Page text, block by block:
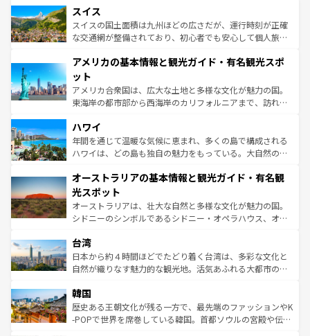
を参照してほしい。
は、お酒好きな人にはぜひ体験してほしい。 なお、新着の
ドイツ情報はコンテンツ一覧を参照してほしい。
リアごとに異なる魅力がある。また、優雅なアフタヌーン
ティー、ビール好きにはたまらない英国パブ、サッカー観
戦など、本場だからこそできる体験も豊富。イギリスを旅
ンツ一覧を参照してほしい。
スイス
スイスの国土面積は九州ほどの広さだが、運行時刻が正確
な交通網が整備されており、初心者でも安心して個人旅行
の建物がそのまま残る町や、スイスならではのユニークな
博物館もあり、アルプス観光だけでなく町歩きも満喫する
ことができる。国民の所得が高いため物価も高いが、旅行
者向けの交通パス提供のサービスもあり、うまく活用すれ
着のスイス情報は
アメリカの基本情報と観光ガイド・有名観光スポ
ット
アメリカ合衆国は、広大な土地と多様な文化が魅力の国。
東海岸の都市部から西海岸のカリフォルニアまで、訪れる
のような巨大都市は、観光、ショッピング、エンターテイ
ンメントが詰まった刺激的なスポットだ。一方、アメリカ
西部には大自然が広がり、グランドキャニオンやイエロー
部のニューオーリンズでは、音楽と美食が融合した独特の
文化が魅力。旅行者はアメリカの各地域で異なる魅力を楽
しみながら、その多様性と豊かな歴史を感じることができ
るだろう。車でのロードトリップや列車の旅も、アメリカ
情報は
ハワイ
年間を通じて温暖な気候に恵まれ、多くの島で構成される
ハワイは、どの島も独自の魅力をもっている。大自然の神
ワイ島は見逃せない。また、定番の観光地といえばオアフ
島だが、静かな自然を求めるならマウイ島やカウアイ島が
おすすめ。エメラルドグリーンに輝く海をはじめ、豊かな
文化や歴史が息づいている。「アロハスピリット」と呼ば
人々、おいしいローカルフードやハワイアンミュージッ
ク、伝統的なフラダンスなど、すべてがハワイの魅力を彩
っている。訪れるたびに新しい発見と感動が待っているハ
はコンテンツ一覧
オーストラリアの基本情報と観光ガイド・有名観
光スポット
オーストラリアは、壮大な自然と多様な文化が魅力の国。
シドニーのシンボルであるシドニー・オペラハウス、オー
リアリーフや大陸中央部にそびえるウルル（エアーズロッ
ク）、タスマニアの美しい原生林やケアンズの熱帯雨林な
ど、見どころがたくさん。また、カフェやワイン、オージ
いる。アクティビティも充実しており、サーフィンやダイ
ビング、ハイキングなど、アウトドア好きにはたまらな
い。オーストラリアの多彩な魅力を存分に味わいつくそ
台湾
日本から約４時間ほどでたどり着く台湾は、多彩な文化と
自然が織りなす魅力的な観光地。活気あふれる大都市の台
ン）、静ひつな山岳地帯である台湾東部など、都市の喧騒
と山間の静けさが共存しており、訪れる人に新しい発見と
驚きをもたらしてくれる。また、奥深い台湾の食文化も魅
韓国
歴史ある王朝文化が残る一方で、最先端のファッションやK
-POPで世界を席巻している韓国。首都ソウルの宮殿や伝統